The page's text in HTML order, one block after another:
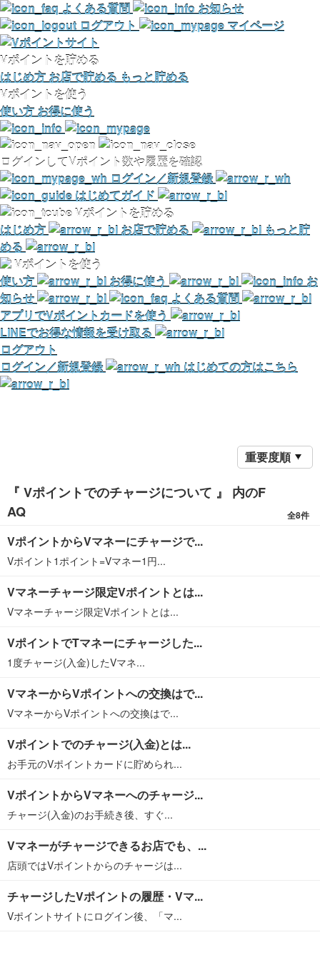
よくある質問
お知らせ
ログアウト
マイページ
Vポイントを貯める
はじめ方 お店で貯める もっと貯める
Vポイントを使う
使い方 お得に使う
ログインしてVポイント数や履歴を確認
ログイン／新規登録
はじめてガイド
Vポイントを貯める
はじめ方
お店で貯める
もっと貯
める
Vポイントを使う
使い方
お得に使う
お
知らせ
よくある質問
アプリでVポイントカードを使う
LINEでお得な情報を受け取る
ログアウト
ログイン／新規登録
はじめての方はこちら
重要度順
『 Vポイントでのチャージについて 』 内のF
AQ
全8件
VポイントからVマネーにチャージで...
Vポイント1ポイント=Vマネー1円...
Vマネーチャージ限定Vポイントとは...
Vマネーチャージ限定Vポイントとは...
VポイントでTマネーにチャージした...
1度チャージ(入金)したVマネ...
VマネーからVポイントへの交換はで...
VマネーからVポイントへの交換はで...
Vポイントでのチャージ(入金)とは...
お手元のVポイントカードに貯められ...
VポイントからVマネーへのチャージ...
チャージ(入金)のお手続き後、すぐ...
Vマネーがチャージできるお店でも、...
店頭ではVポイントからのチャージは...
チャージしたVポイントの履歴・Vマ...
Vポイントサイトにログイン後、「マ...